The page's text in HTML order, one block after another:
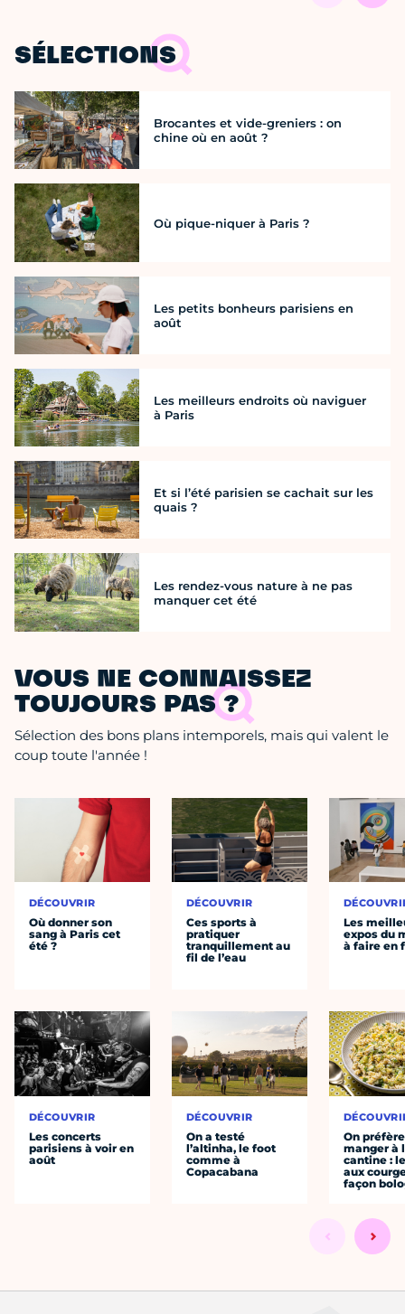
SÉLECTIONS
Brocantes et vide-greniers : on
chine où en août ?
Où pique-niquer à Paris ?
Les petits bonheurs parisiens en
août
Les meilleurs endroits où naviguer
à Paris
Et si l’été parisien se cachait sur les
quais ?
Les rendez-vous nature à ne pas
manquer cet été
VOUS NE CONNAISSEZ
TOUJOURS PAS ?
Sélection des bons plans intemporels, mais qui valent le
coup toute l'année !
DÉCOUVRIR
Où donner son
sang à Paris cet
été ?
DÉCOUVRIR
Les concerts
parisiens à voir en
août
DÉCOUVRIR
Ces sports à
pratiquer
tranquillement au
fil de l’eau
DÉCOUVRIR
On a testé
l’altinha, le foot
comme à
Copacabana
Les
expos du
à faire en
On préfère
manger à
cantine :
aux
façon